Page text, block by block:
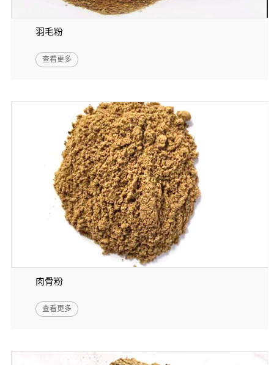
羽毛粉
查看更多
肉骨粉
查看更多